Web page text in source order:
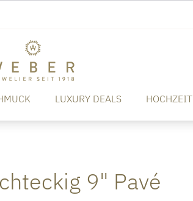
LUXURY DEALS HOCHZEIT
9" Pavé